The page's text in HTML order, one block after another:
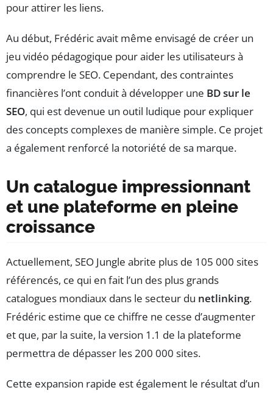
pour attirer les liens.
Au début, Frédéric avait même envisagé de créer un
jeu vidéo pédagogique pour aider les utilisateurs à
comprendre le SEO. Cependant, des contraintes
financières l’ont conduit à développer une BD sur le
SEO, qui est devenue un outil ludique pour expliquer
des concepts complexes de manière simple. Ce projet
a également renforcé la notoriété de sa marque.
Un catalogue impressionnant
et une plateforme en pleine
croissance
Actuellement, SEO Jungle abrite plus de 105 000 sites
référencés, ce qui en fait l’un des plus grands
catalogues mondiaux dans le secteur du netlinking.
Frédéric estime que ce chiffre ne cesse d’augmenter
et que, par la suite, la version 1.1 de la plateforme
permettra de dépasser les 200 000 sites.
Cette expansion rapide est également le résultat d’un